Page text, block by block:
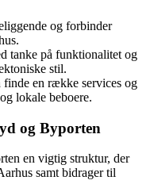
og forbinder
tanke på funktionalitet og
stil.
finde en række services og
lokale beboere.
og Byporten
en vigtig struktur, der
samt bidrager til